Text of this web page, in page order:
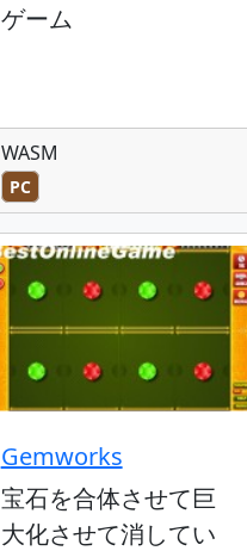
ゲーム
WASM
PC
Gemworks
宝石を合体させて巨
大化させて消してい